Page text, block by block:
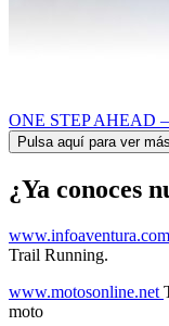
ONE STEP AHEAD
Pulsa aquí para ver
¿Ya conoces
www.infoaventura.com
Trail Running.
www.motosonline.net
moto